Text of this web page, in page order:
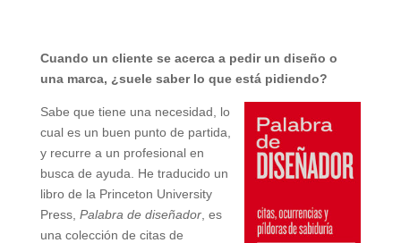
Cuando un cliente se acerca a pedir un diseño o
una marca, ¿suele saber lo que está pidiendo?
Sabe que tiene una necesidad, lo
cual es un buen punto de partida,
y recurre a un profesional en
busca de ayuda. He traducido un
libro de la Princeton University
Press, Palabra de diseñador, es
una colección de citas de